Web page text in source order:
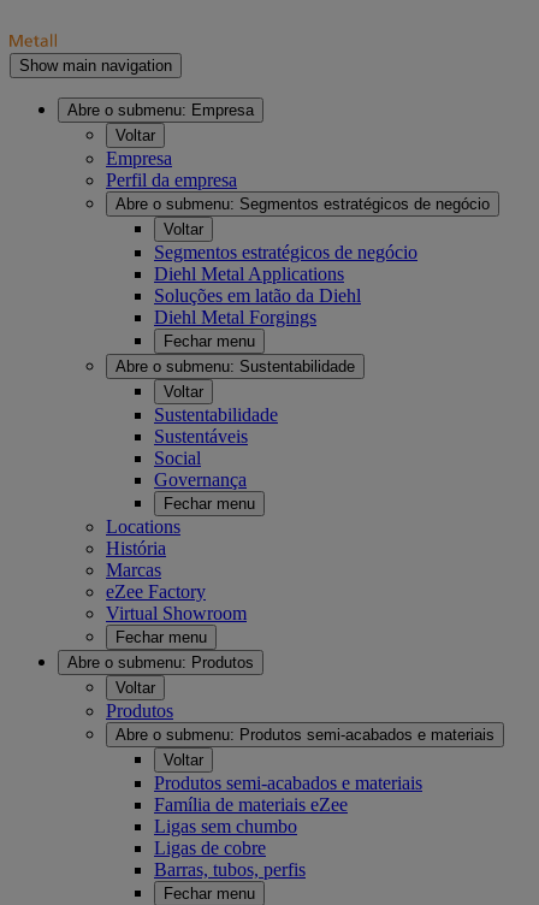
Show main navigation
Abre o submenu: Empresa
Voltar
Empresa
Perfil da empresa
Abre o submenu: Segmentos estratégicos de negócio
Voltar
Segmentos estratégicos de negócio
Diehl Metal Applications
Soluções em latão da Diehl
Diehl Metal Forgings
Fechar menu
Abre o submenu: Sustentabilidade
Voltar
Sustentabilidade
Sustentáveis
Social
Governança
Fechar menu
Locations
História
Marcas
eZee Factory
Virtual Showroom
Fechar menu
Abre o submenu: Produtos
Voltar
Produtos
Abre o submenu: Produtos semi-acabados e materiais
Voltar
Produtos semi-acabados e materiais
Família de materiais eZee
Ligas sem chumbo
Ligas de cobre
Barras, tubos, perfis
Fechar menu